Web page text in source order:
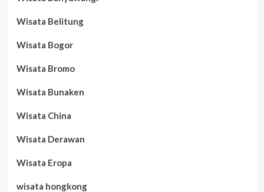
Wisata Belitung
Wisata Bogor
Wisata Bromo
Wisata Bunaken
Wisata China
Wisata Derawan
Wisata Eropa
wisata hongkong